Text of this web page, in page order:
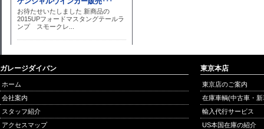
ガレージダイバン
ホーム
会社案内
スタッフ紹介
アクセスマップ
東京本店
東京店のご案内
在庫車輌(中古車・
輸入代行サービス
US本国在庫の紹介